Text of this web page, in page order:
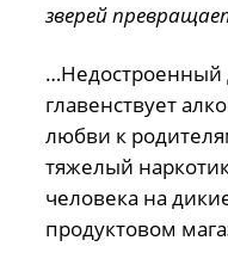
зверей
…Недостроенный
главенствует
любви к
тяжелый
человека на
продуктовом